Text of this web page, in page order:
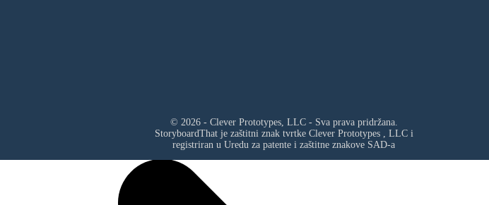
© 2026 - Clever Prototypes, LLC - Sva prava pridržana.
StoryboardThat je zaštitni znak tvrtke Clever Prototypes , LLCi
registriran u Uredu za patente i zaštitne znakove SAD-a